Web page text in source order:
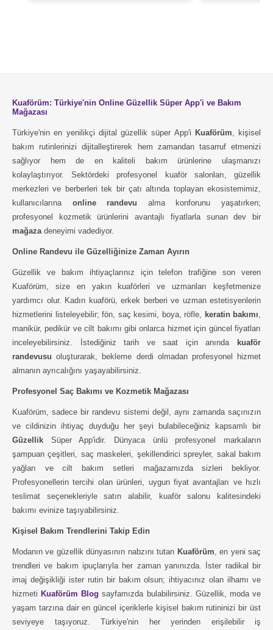
Kuaförüm: Türkiye'nin Online Güzellik Süper App'i ve Bakım
Mağazası
Türkiye'nin en yenilikçi dijital güzellik süper App'i Kuaförüm, kişisel
bakım rutinlerinizi dijitalleştirerek hem zamandan tasarruf etmenizi
sağlıyor hem de en kaliteli bakım ürünlerine ulaşmanızı
kolaylaştırıyor. Sektördeki profesyonel kuaför salonları, güzellik
merkezleri ve berberleri tek bir çatı altında toplayan ekosistemimiz,
kullanıcılarına online randevu alma konforunu yaşatırken;
profesyonel kozmetik ürünlerini avantajlı fiyatlarla sunan dev bir
mağazadeneyimi vadediyor.
Online Randevu ile Güzelliğinize Zaman Ayırın
Güzellik ve bakım ihtiyaçlarınız için telefon trafiğine son veren
Kuaförüm, size en yakın kuaförleri ve uzmanları keşfetmenize
yardımcı olur. Kadın kuaförü, erkek berberi ve uzman estetisyenlerin
hizmetlerini listeleyebilir; fön, saç kesimi, boya, röfle, keratin bakımı,
manikür, pedikür ve cilt bakımı gibi onlarca hizmet için güncel fiyatları
inceleyebilirsiniz. İstediğiniz tarih ve saat için anında
kuaför
randevusu oluşturarak, bekleme derdi olmadan profesyonel hizmet
almanın ayrıcalığını yaşayabilirsiniz.
Profesyonel Saç Bakımı ve Kozmetik Mağazası
Kuaförüm, sadece bir randevu sistemi değil, aynı zamanda saçınızın
ve cildinizin ihtiyaç duyduğu her şeyi bulabileceğiniz kapsamlı bir
Güzellik Süper App'idir. Dünyaca ünlü profesyonel markaların
şampuan çeşitleri, saç maskeleri, şekillendirici spreyler, sakal bakım
yağları ve cilt bakım setleri mağazamızda sizleri bekliyor.
Profesyonellerin tercihi olan ürünleri, uygun fiyat avantajları ve hızlı
teslimat seçenekleriyle satın alabilir, kuaför salonu kalitesindeki
bakımı evinize taşıyabilirsiniz.
Kişisel Bakım Trendlerini Takip Edin
Modanın ve güzellik dünyasının nabzını tutan Kuaförüm, en yeni saç
trendleri ve bakım ipuçlarıyla her zaman yanınızda. İster radikal bir
imaj değişikliği ister rutin bir bakım olsun; ihtiyacınız olan ilhamı ve
hizmeti Kuaförüm Blog sayfamızda bulabilirsiniz. Güzellik, moda ve
yaşam tarzına dair en güncel içeriklerle kişisel bakım rutininizi bir üst
seviyeye taşıyoruz. Türkiye'nin her yerinden erişilebilir iş